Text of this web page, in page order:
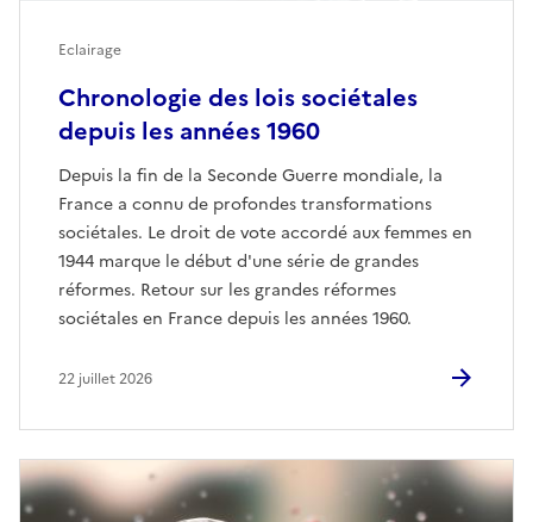
Chronologie des lois sociétales
depuis les années 1960
Depuis la fin de la Seconde Guerre mondiale, la
France a connu de profondes transformations
sociétales. Le droit de vote accordé aux femmes en
1944 marque le début d'une série de grandes
réformes. Retour sur les grandes réformes
sociétales en France depuis les années 1960.
Eclairage
22 juillet 2026